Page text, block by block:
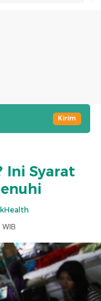
Kirim
Ini Syarat